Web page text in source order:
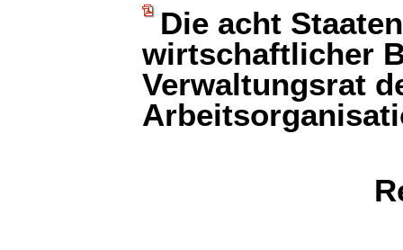
Die acht
wirtschaftlicher
Verwaltungsrat